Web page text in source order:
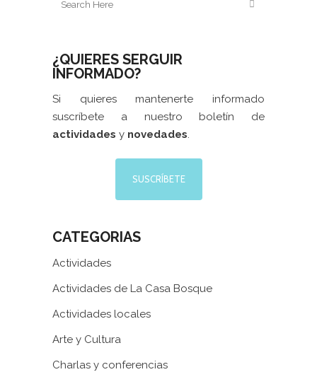
¿QUIERES SERGUIR
INFORMADO?
Si quieres mantenerte informado
suscríbete a nuestro boletín de
actividades y novedades.
SUSCRÍBETE
CATEGORIAS
Actividades
Actividades de La Casa Bosque
Actividades locales
Arte y Cultura
Charlas y conferencias